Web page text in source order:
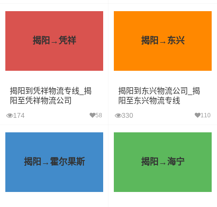
揭阳→凭祥
揭阳到凭祥物流专线_揭
阳至凭祥物流公司
174 58
揭阳→东兴
揭阳到东兴物流公司_揭
阳至东兴物流专线
330 110
揭阳→霍尔果斯 揭阳→海宁